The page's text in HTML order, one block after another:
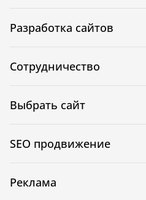
Разработка сайтов
Сотрудничество
Выбрать сайт
SEO продвижение
Реклама